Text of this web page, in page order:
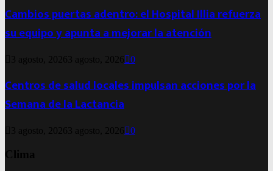
Cambios puertas adentro: el Hospital Illia refuerza
su equipo y apunta a mejorar la atención
3 agosto, 2026 3 agosto, 2026 0
Centros de salud locales impulsan acciones por la
Semana de la Lactancia
3 agosto, 2026 3 agosto, 2026 0
Clima